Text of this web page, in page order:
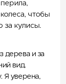
чтобы
за кулисы.
дерева и за
вид.
Я уверена,